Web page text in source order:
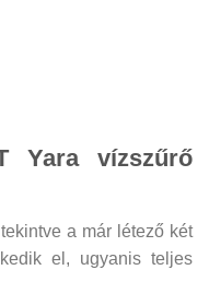
Yara vízszűrő
a már létező két
el, ugyanis teljes